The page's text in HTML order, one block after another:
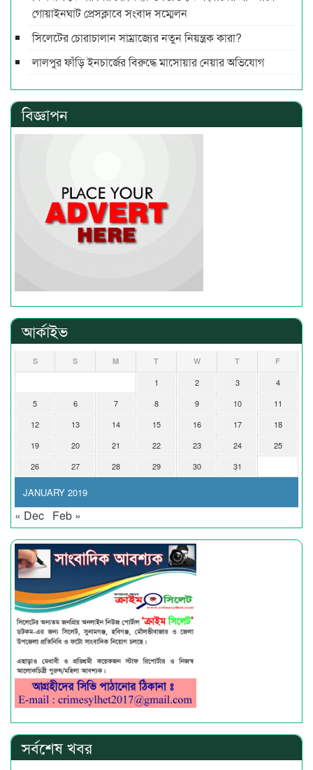
গোয়াইনঘাট প্রেসক্লাবে সংবাদ সম্মেলন
সিলেটের চোরাচালান সাম্রাজ্যের নতুন নিয়ন্ত্রক কারা?
লালপুর ফাঁড়ি ইনচার্জের বিরুদ্ধে মাসোয়ার নেয়ার অভিযোগ
বিজ্ঞাপন
আর্কাইভ
JANUARY 2019
S S M T W T F
1 2 3
4
5
6 7 8 9 10
11
12
13 14 15 16 17
18
19
20 21 22 23 24
25
26
27 28 29 30 31
« Dec Feb »
সর্বশেষ খবর